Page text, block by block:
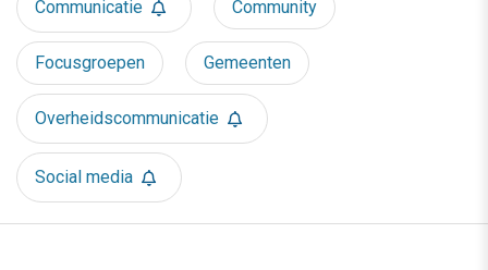
Communicatie Community
Focusgroepen Gemeenten
Overheidscommunicatie
Social media